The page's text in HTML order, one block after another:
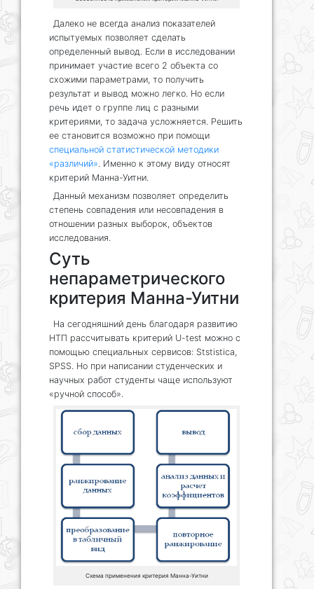
Далеко не всегда анализ показателей
испытуемых позволяет сделать
определенный вывод. Если в исследовании
принимает участие всего 2 объекта со
схожими параметрами, то получить
результат и вывод можно легко. Но если
речь идет о группе лиц с разными
критериями, то задача усложняется. Решить
ее становится возможно при помощи
специальной статистической методики
«различий». Именно к этому виду относят
критерий Манна-Уитни.
Данный механизм позволяет определить
степень совпадения или несовпадения в
отношении разных выборок, объектов
исследования.
Суть
непараметрического
критерия Манна-Уитни
На сегодняшний день благодаря развитию
НТП рассчитывать критерий U-test можно с
помощью специальных сервисов: Ststistica,
SPSS. Но при написании студенческих и
научных работ студенты чаще используют
«ручной способ».
Схема применения критерия Манна-Уитни